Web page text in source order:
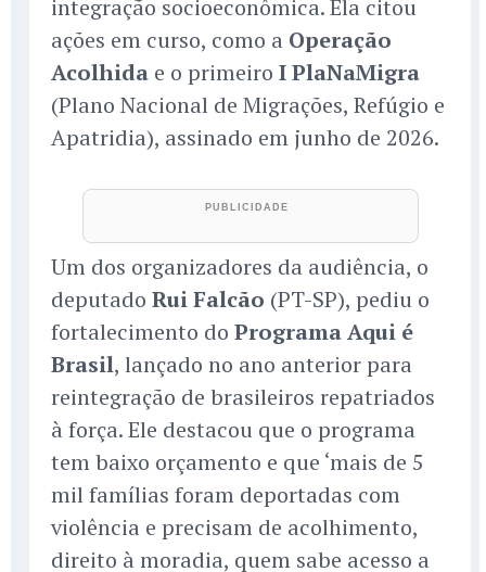
integração socioeconômica. Ela citou
ações em curso, como a Operação
Acolhida e o primeiro I PlaNaMigra
(Plano Nacional de Migrações, Refúgio e
Apatridia), assinado em junho de 2026.
Um dos organizadores da audiência, o
deputado Rui Falcão (PT-SP), pediu o
fortalecimento do Programa Aqui é
Brasil, lançado no ano anterior para
reintegração de brasileiros repatriados
à força. Ele destacou que o programa
tem baixo orçamento e que ‘mais de 5
mil famílias foram deportadas com
violência e precisam de acolhimento,
direito à moradia, quem sabe acesso a